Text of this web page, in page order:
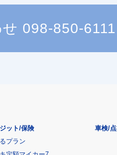
098-850-6111
ット/保険
プラン
車検/